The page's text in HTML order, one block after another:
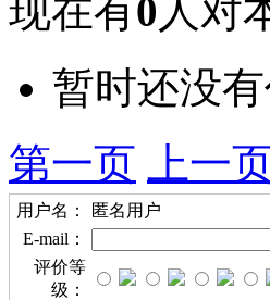
现在有 0 人对
暂时还没
第一页
上一
用户名：
匿名用户
E-mail：
评价等
级：